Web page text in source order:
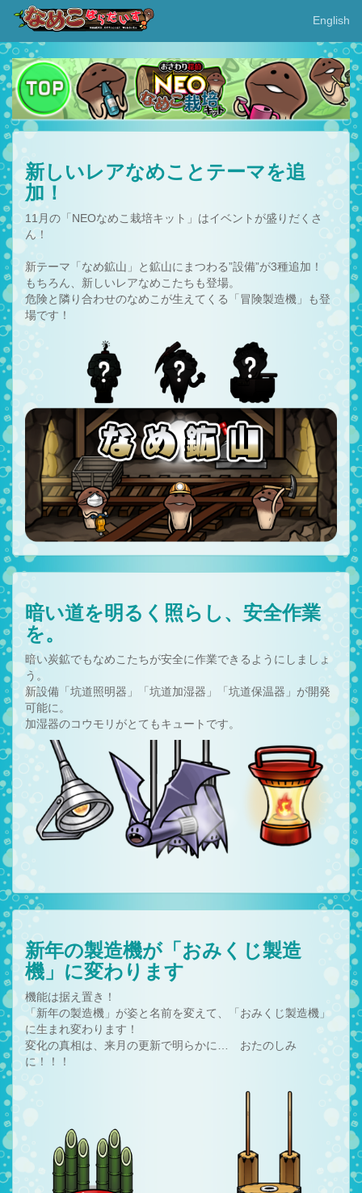
English
新しいレアなめことテーマを追
加！
11月の「NEOなめこ栽培キット」はイベントが盛りだくさ
ん！
新テーマ「なめ鉱山」と鉱山にまつわる”設備”が3種追加！
もちろん、新しいレアなめこたちも登場。
危険と隣り合わせのなめこが生えてくる「冒険製造機」も登
場です！
暗い道を明るく照らし、安全作業
を。
暗い炭鉱でもなめこたちが安全に作業できるようにしましょ
う。
新設備「坑道照明器」「坑道加湿器」「坑道保温器」が開発
可能に。
加湿器のコウモリがとてもキュートです。
新年の製造機が「おみくじ製造
機」に変わります
機能は据え置き！
「新年の製造機」が姿と名前を変えて、「おみくじ製造機」
に生まれ変わります！
変化の真相は、来月の更新で明らかに… おたのしみ
に！！！